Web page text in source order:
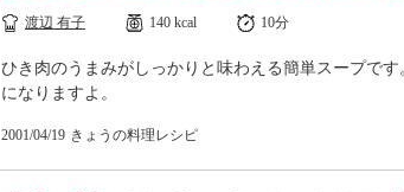
渡辺 有子 140 kcal 10分
ひき肉のうまみがしっかりと味わえる簡単スープで
になりますよ。
2001/04/19 きょうの料理レシピ